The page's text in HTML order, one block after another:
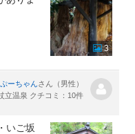
3
ぷーちゃんさん（男性）
立温泉 クチコミ：10件
いご坂